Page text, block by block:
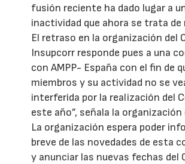
fusión reciente ha dado lugar a
inactividad que ahora se trata de
El retraso en la organización del
Insupcorr responde pues a una
con AMPP- España con el fin de
miembros y su actividad no se
interferida por la realización del
este año”, señala la
La organización espera poder
breve de las novedades de esta
y anunciar las nuevas fechas del